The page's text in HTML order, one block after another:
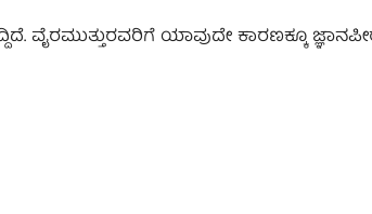
ವೈರಮುತ್ತುರವರಿಗೆ ಯಾವುದೇ ಕಾರಣಕ್ಕೂ